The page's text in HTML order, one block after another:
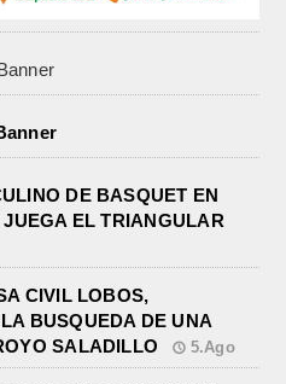
DE BASQUET EN
EL TRIANGULAR
CIVIL LOBOS,
BUSQUEDA DE UNA
SALADILLO
5.Ago